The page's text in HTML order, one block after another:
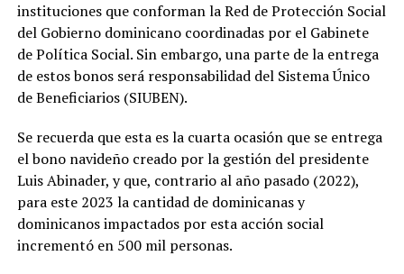
instituciones que conforman la Red de Protección Social
del Gobierno dominicano coordinadas por el Gabinete
de Política Social. Sin embargo, una parte de la entrega
de estos bonos será responsabilidad del Sistema Único
de Beneficiarios (SIUBEN).
Se recuerda que esta es la cuarta ocasión que se entrega
el bono navideño creado por la gestión del presidente
Luis Abinader, y que, contrario al año pasado (2022),
para este 2023 la cantidad de dominicanas y
dominicanos impactados por esta acción social
incrementó en 500 mil personas.